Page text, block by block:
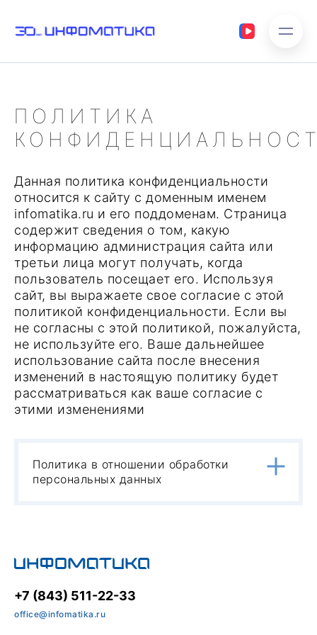
ПОЛИТИКА
Данная политика конфиденциальности
относится к сайту с доменным именем
infomatika.ru и его поддоменам. Страница
содержит сведения о том, какую
информацию администрация сайта или
третьи лица могут получать, когда
пользователь посещает его. Используя
сайт, вы выражаете свое согласие с этой
политикой конфиденциальности. Если вы
не согласны с этой политикой, пожалуйста,
не используйте его. Ваше дальнейшее
использование сайта после внесения
изменений в настоящую политику будет
рассматриваться как ваше согласие с
этими изменениями
Политика в отношении обработки
персональных данных
разработана в соответствии с
27.07.2006. №152-ФЗ «О персональных
данных» (далее - Закон о персональных
+7 (843) 511-22-33
office@infomatika.ru